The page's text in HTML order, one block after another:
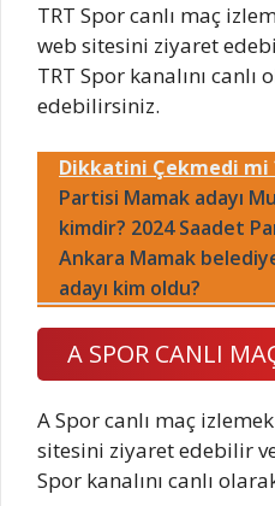
TRT Spor canlı maç
web sitesini ziyaret
TRT Spor kanalını canlı
edebilirsiniz.
Dikkatini Çekmedi mi
Partisi Mamak adayı
kimdir? 2024 Saadet
Ankara Mamak
adayı kim oldu?
A SPOR CANLI
A Spor canlı maç
sitesini ziyaret edebilir
Spor kanalını canlı